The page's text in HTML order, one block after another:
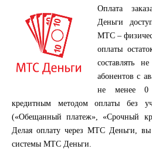
Оплата
Деньги
МТС –
оплаты
составлять
абонентов с
не менее 0
кредитным методом оплаты без
(«Обещанный платеж», «Срочный
Делая оплату через МТС Деньги, вы
системы МТС Деньги.